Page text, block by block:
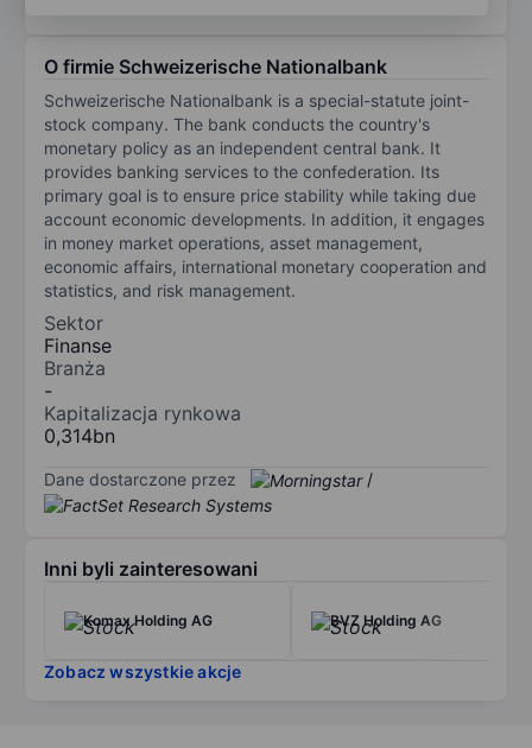
O firmie Schweizerische Nationalbank
Schweizerische Nationalbank is a special-statute joint-
stock company. The bank conducts the country's
monetary policy as an independent central bank. It
provides banking services to the confederation. Its
primary goal is to ensure price stability while taking due
account economic developments. In addition, it engages
in money market operations, asset management,
economic affairs, international monetary cooperation and
statistics, and risk management.
Sektor
Finanse
Branża
-
Kapitalizacja rynkowa
0,314bn
Dane dostarczone przez /
Inni byli zainteresowani
Komax Holding AG BVZ Holding AG
Zobacz wszystkie akcje